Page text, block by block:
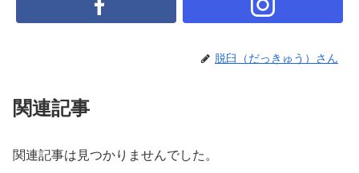
脱臼（だっきゅう）さん
関連記事
関連記事は見つかりませんでした。